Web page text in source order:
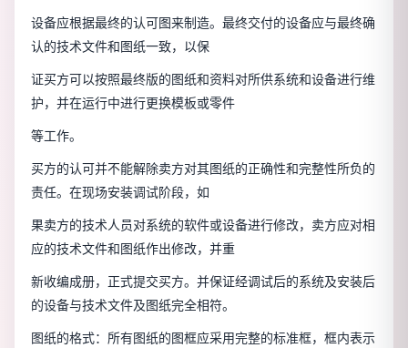
设备应根据最终的认可图来制造。最终交付的设备应与最终确
认的技术文件和图纸一致，以保
证买方可以按照最终版的图纸和资料对所供系统和设备进行维
护，并在运行中进行更换模板或零件
等工作。
买方的认可并不能解除卖方对其图纸的正确性和完整性所负的
责任。在现场安装调试阶段，如
果卖方的技术人员对系统的软件或设备进行修改，卖方应对相
应的技术文件和图纸作出修改，并重
新收编成册，正式提交买方。并保证经调试后的系统及安装后
的设备与技术文件及图纸完全相符。
图纸的格式：所有图纸的图框应采用完整的标准框，框内表示